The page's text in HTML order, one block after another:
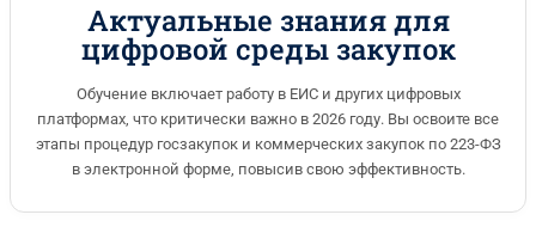
Актуальные знания для
цифровой среды закупок
Обучение включает работу в ЕИС и других цифровых
платформах, что критически важно в 2026 году. Вы освоите все
этапы процедур госзакупок и коммерческих закупок по 223-ФЗ
в электронной форме, повысив свою эффективность.